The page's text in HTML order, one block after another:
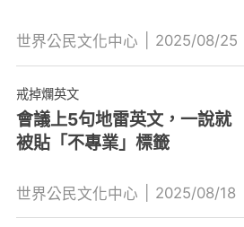
世界公民文化中心 2025/08/25
戒掉爛英文
會議上5句地雷英文，一說就
被貼「不專業」標籤
世界公民文化中心 2025/08/18